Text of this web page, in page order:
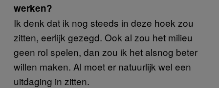
werken?
Ik denk dat ik nog steeds in deze hoek zou
zitten, eerlijk gezegd. Ook al zou het milieu
geen rol spelen, dan zou ik het alsnog beter
willen maken. Al moet er natuurlijk wel een
uitdaging in zitten.